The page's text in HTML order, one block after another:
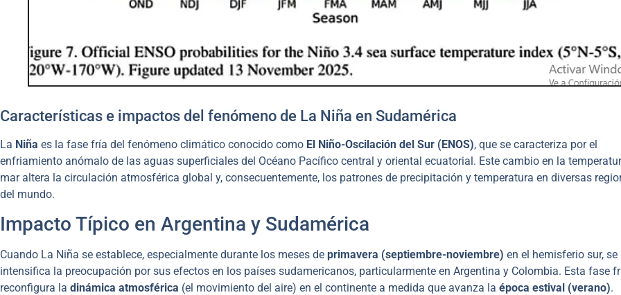
Características e impactos del fenómeno de La Niña en Sudamérica
La Niña es la fase fría del fenómeno climático conocido como El Niño-Oscilación del Sur (ENOS), que se caracteriza por el
enfriamiento anómalo de las aguas superficiales del Océano Pacífico central y oriental ecuatorial. Este cambio en la
mar altera la circulación atmosférica global y, consecuentemente, los patrones de precipitación y temperatura en diversas
del mundo.
Impacto Típico en Argentina y Sudamérica
Cuando La Niña se establece, especialmente durante los meses de primavera (septiembre-noviembre) en el hemisferio sur, se
intensifica la preocupación por sus efectos en los países sudamericanos, particularmente en Argentina y Colombia. Esta fase
reconfigura la dinámica atmosférica (el movimiento del aire) en el continente a medida que avanza la época estival (verano).